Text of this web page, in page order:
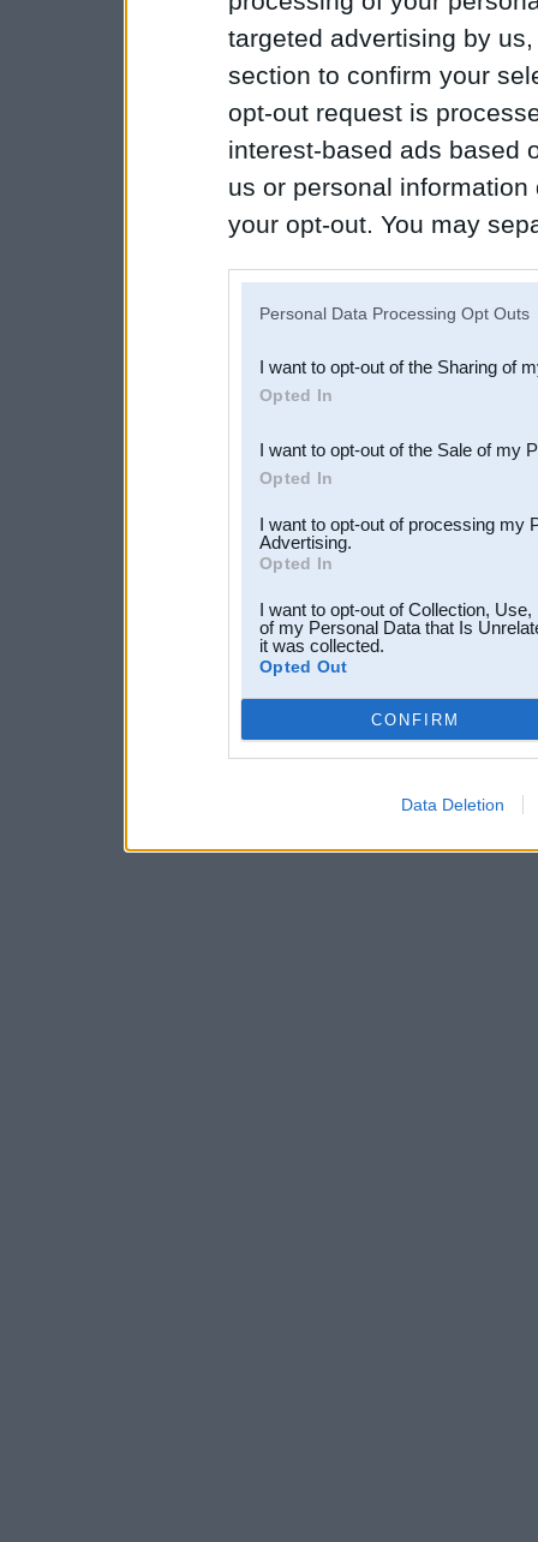
targeted advertising by
section to confirm your
opt-out request is
interest-based ads based
us or personal
your opt-out. You may
Downstream Participants
third parties.
Personal Data Processing Opt Outs
I want to opt-out of the Sharing of
Opted In
I want to opt-out of the Sale of my
Opted In
I want to opt-out of processing my
Advertising.
Opted In
I want to opt-out of Collection,
of my Personal Data that Is
it was collected.
Opted Out
CONFIRM
Data Deletion